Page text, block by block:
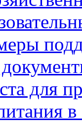
для
в